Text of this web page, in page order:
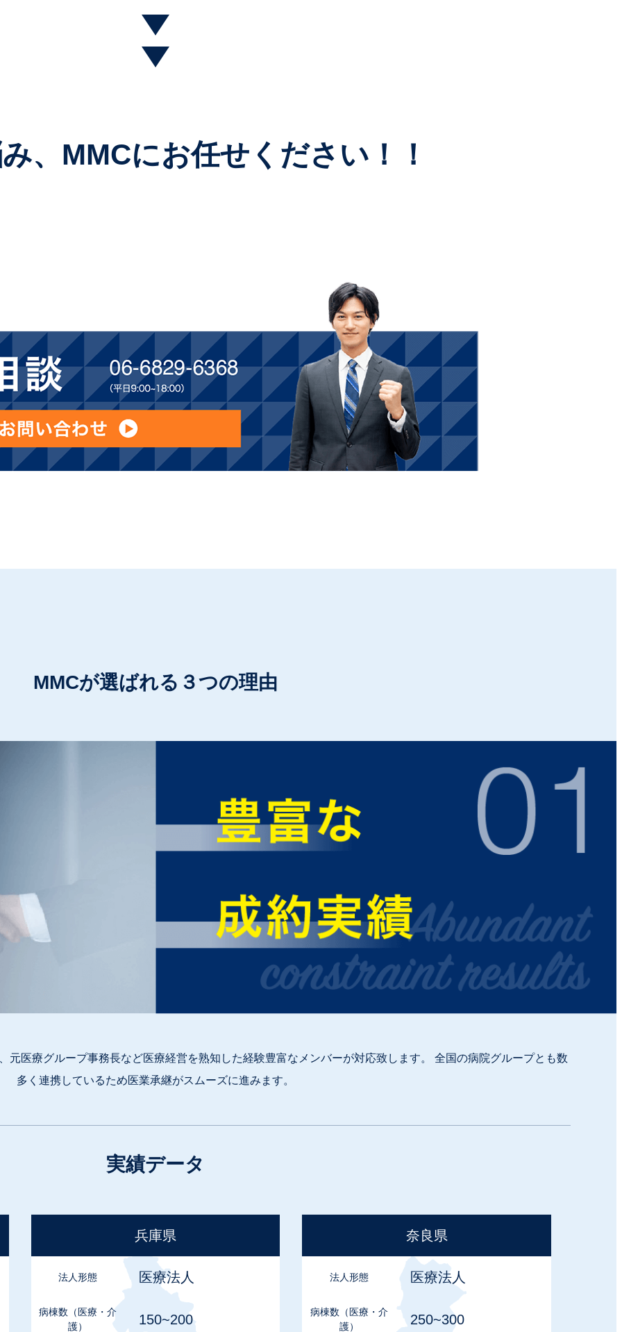
、MMCにお任せください！！
MMCが選ばれる３つの理由
元医療グループ事務長など医療経営を熟知した経験豊富なメンバーが対応致します。 全国の病院グループとも数
多く連携しているため医業承継がスムーズに進みます。
実績データ
兵庫県
法⼈形態 医療法⼈
病棟数 （医療・介
護）
150~200
奈良県
法⼈形態 医療法⼈
病棟数 （医療・介
護）
250~300